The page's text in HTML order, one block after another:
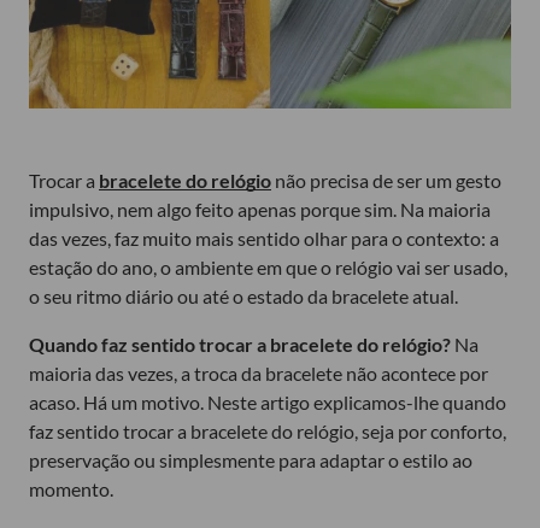
Trocar a bracelete do relógio não precisa de ser um gesto
impulsivo, nem algo feito apenas porque sim. Na maioria
das vezes, faz muito mais sentido olhar para o contexto: a
estação do ano, o ambiente em que o relógio vai ser usado,
o seu ritmo diário ou até o estado da bracelete atual.
Quando faz sentido trocar a bracelete do relógio? Na
maioria das vezes, a troca da bracelete não acontece por
acaso. Há um motivo. Neste artigo explicamos-lhe quando
faz sentido trocar a bracelete do relógio, seja por conforto,
preservação ou simplesmente para adaptar o estilo ao
momento.